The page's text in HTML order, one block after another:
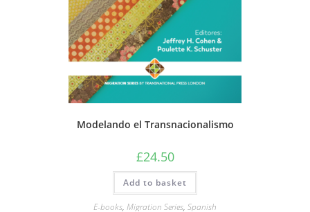
Modelando el Transnacionalismo
£24.50
Add to basket
E-books, Migration Series, Spanish